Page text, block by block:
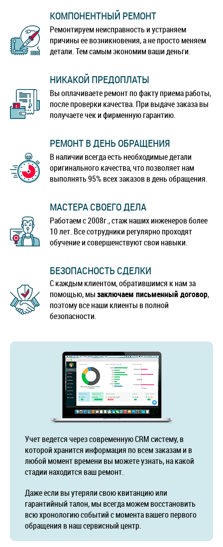
КОМПОНЕНТНЫЙ РЕМОНТ
Ремонтируем неисправность и устраняем
причины ее возникновения, а не просто меняем
детали. Тем самым экономим ваши деньги.
НИКАКОЙ ПРЕДОПЛАТЫ
Вы оплачиваете ремонт по факту приема работы,
после проверки качества. При выдаче заказа вы
получаете чек и фирменную гарантию.
РЕМОНТ В ДЕНЬ ОБРАЩЕНИЯ
В наличии всегда есть необходимые детали
оригинального качества, что позволяет нам
выполнять 95% всех заказов в день обращения.
МАСТЕРА СВОЕГО ДЕЛА
Работаем с 2008г., стаж наших инженеров более
10 лет. Все сотрудники регулярно проходят
обучение и совершенствуют свои навыки.
БЕЗОПАСНОСТЬ СДЕЛКИ
С каждым клиентом, обратившимся к нам за
помощью, мызаключаем письменный договор,
поэтому все наши клиенты в полной
безопасности.
Учет ведется через современную CRM систему, в
которой хранится информация по всем заказам и в
любой момент времени вы можете узнать, на какой
стадии находится ваш ремонт.
Даже если вы утеряли свою квитанцию или
гарантийный талон, мы всегда можем восстановить
всю хронологию событий с момента вашего первого
обращения в наш сервисный центр.